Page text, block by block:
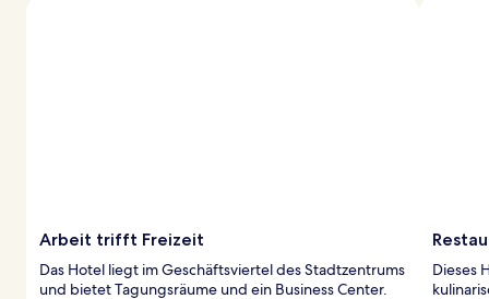
Arbeit trifft Freizeit
Das Hotel liegt im Geschäftsviertel des Stadtzentrums
und bietet Tagungsräume und ein Business Center.
Dieses